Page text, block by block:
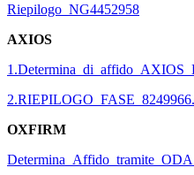
Riepilogo_NG4452958
AXIOS
OXFIRM